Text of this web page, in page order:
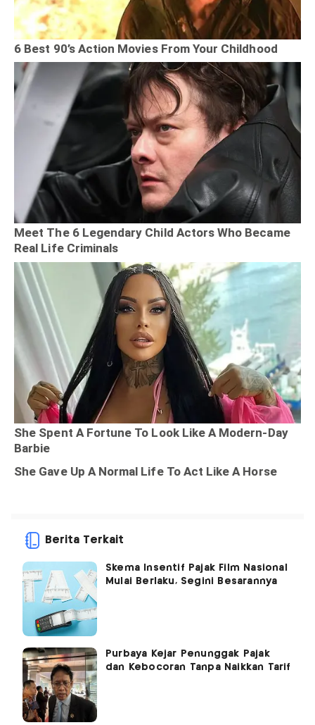
Berita Terkait
Skema Insentif Pajak Film Nasional
Mulai Berlaku, Segini Besarannya
Purbaya Kejar Penunggak Pajak
dan Kebocoran Tanpa Naikkan Tarif